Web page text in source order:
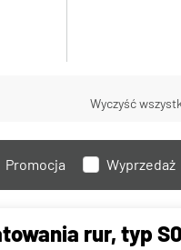
Wyczyść
Promocja Wyprzedaż
rur, typ